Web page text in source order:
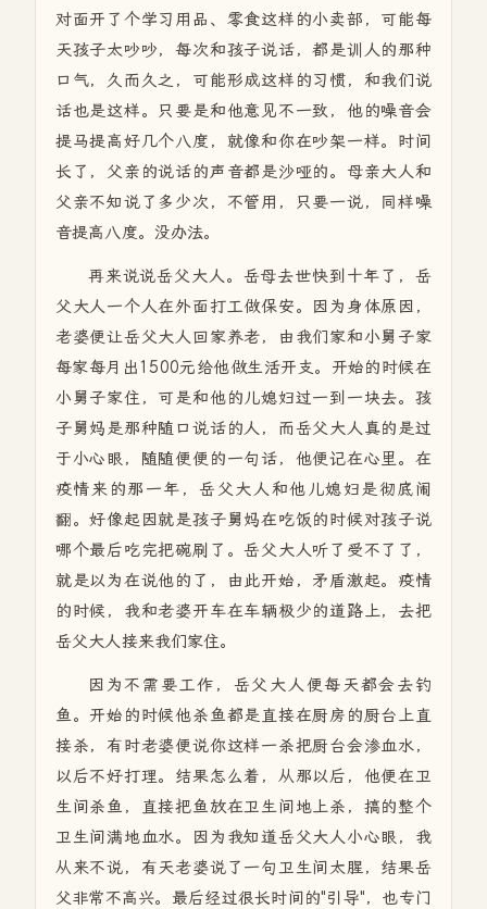
对面开了个学习用品、零食这样的小卖部，可能每
天孩子太吵吵，每次和孩子说话，都是训人的那种
口气，久而久之，可能形成这样的习惯，和我们说
话也是这样。只要是和他意见不一致，他的噪音会
提马提高好几个八度，就像和你在吵架一样。时间
长了，父亲的说话的声音都是沙哑的。母亲大人和
父亲不知说了多少次，不管用，只要一说，同样噪
音提高八度。没办法。
再来说说岳父大人。岳母去世快到十年了，岳
父大人一个人在外面打工做保安。因为身体原因，
老婆便让岳父大人回家养老，由我们家和小舅子家
每家每月出1500元给他做生活开支。开始的时候在
小舅子家住，可是和他的儿媳妇过一到一块去。孩
子舅妈是那种随口说话的人，而岳父大人真的是过
于小心眼，随随便便的一句话，他便记在心里。在
疫情来的那一年，岳父大人和他儿媳妇是彻底闹
翻。好像起因就是孩子舅妈在吃饭的时候对孩子说
哪个最后吃完把碗刷了。岳父大人听了受不了了，
就是以为在说他的了，由此开始，矛盾激起。疫情
的时候，我和老婆开车在车辆极少的道路上，去把
岳父大人接来我们家住。
因为不需要工作，岳父大人便每天都会去钓
鱼。开始的时候他杀鱼都是直接在厨房的厨台上直
接杀，有时老婆便说你这样一杀把厨台会渗血水，
以后不好打理。结果怎么着，从那以后，他便在卫
生间杀鱼，直接把鱼放在卫生间地上杀，搞的整个
卫生间满地血水。因为我知道岳父大人小心眼，我
从来不说，有天老婆说了一句卫生间太腥，结果岳
父非常不高兴。最后经过很长时间的"引导"，也专门